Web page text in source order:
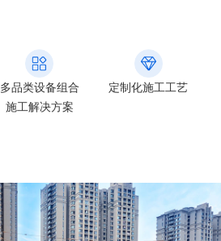
多品类设备组合
施工解决方案
定制化施工工艺